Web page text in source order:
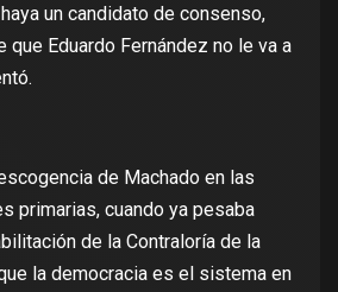
un candidato de consenso,
que Eduardo Fernández no le va a
de Machado en las
primarias, cuando ya pesaba
de la Contraloría de la
la democracia es el sistema en